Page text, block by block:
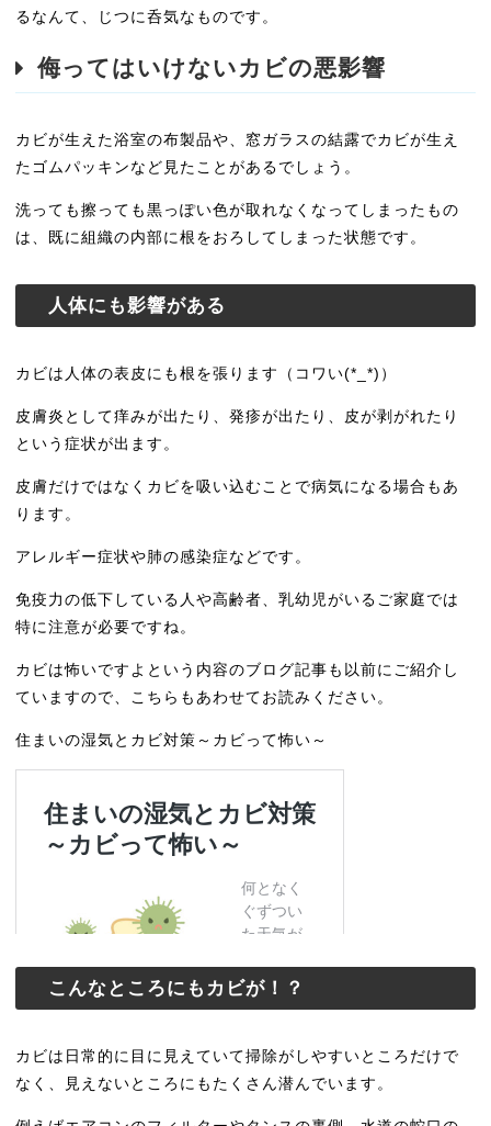
るなんて、じつに呑気なものです。
侮ってはいけないカビの悪影響
カビが生えた浴室の布製品や、窓ガラスの結露でカビが生え
たゴムパッキンなど見たことがあるでしょう。
洗っても擦っても黒っぽい色が取れなくなってしまったもの
は、既に組織の内部に根をおろしてしまった状態です。
人体にも影響がある
カビは人体の表皮にも根を張ります（コワい(*_*)）
皮膚炎として痒みが出たり、発疹が出たり、皮が剥がれたり
という症状が出ます。
皮膚だけではなくカビを吸い込むことで病気になる場合もあ
ります。
アレルギー症状や肺の感染症などです。
免疫力の低下している人や高齢者、乳幼児がいるご家庭では
特に注意が必要ですね。
カビは怖いですよという内容のブログ記事も以前にご紹介し
ていますので、こちらもあわせてお読みください。
住まいの湿気とカビ対策～カビって怖い～
こんなところにもカビが！？
カビは日常的に目に見えていて掃除がしやすいところだけで
なく、見えないところにもたくさん潜んでいます。